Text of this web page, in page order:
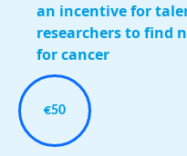
an incentive for
researchers to find
for cancer
€50